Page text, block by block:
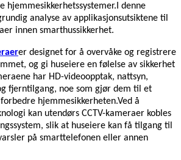
hjemmesikkerhetssystemer.I denne
analyse av applikasjonsutsiktene til
innen smarthussikkerhet.
er designet for å overvåke og registrere
og gi huseiere en følelse av sikkerhet
har HD-videoopptak, nattsyn,
fjerntilgang, noe som gjør dem til et
hjemmesikkerheten.Ved å
kan utendørs CCTV-kameraer kobles
slik at huseiere kan få tilgang til
på smarttelefonen eller annen